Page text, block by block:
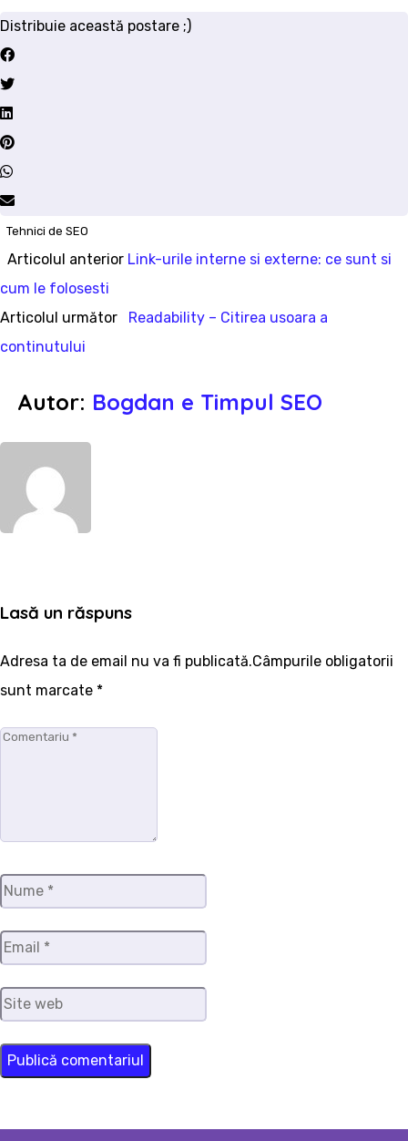
Distribuie această postare ;)
Tehnici de SEO
Navigare
în
articole
Articolul anterior Articolul
Link-urile interne si externe: ce sunt si
cum le folosesti
Articolul următor
Articolul
Readability – Citirea usoara a
continutului
Autor: Bogdan e Timpul SEO
Lasă un răspuns
Adresa ta de email nu va fi publicată.Câmpurile obligatorii
sunt marcate *
Comentariu
Nume
Email
Site